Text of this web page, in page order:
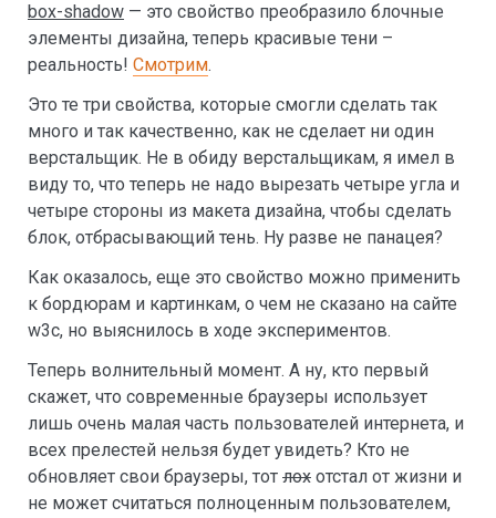
box-shadow — это свойство преобразило блочные
элементы дизайна, теперь красивые тени –
реальность! Смотрим.
Это те три свойства, которые смогли сделать так
много и так качественно, как не сделает ни один
верстальщик. Не в обиду верстальщикам, я имел в
виду то, что теперь не надо вырезать четыре угла и
четыре стороны из макета дизайна, чтобы сделать
блок, отбрасывающий тень. Ну разве не панацея?
Как оказалось, еще это свойство можно применить
к бордюрам и картинкам, о чем не сказано на сайте
w3c, но выяснилось в ходе экспериментов.
Теперь волнительный момент. А ну, кто первый
скажет, что современные браузеры использует
лишь очень малая часть пользователей интернета, и
всех прелестей нельзя будет увидеть? Кто не
обновляет свои браузеры, тот лох отстал от жизни и
не может считаться полноценным пользователем,